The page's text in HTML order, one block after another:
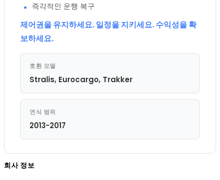
즉각적인 운행 복구
제어권을 유지하세요. 일정을 지키세요. 수익성을 확
보하세요.
호환 모델
Stralis, Eurocargo, Trakker
연식 범위
2013-2017
회사 정보